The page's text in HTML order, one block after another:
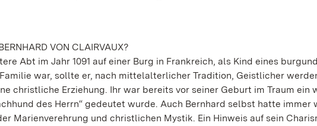
VON CLAIRVAUX?
Abt im Jahr 1091 auf einer Burg in Frankreich, als Kind eines
war, sollte er, nach mittelalterlicher Tradition, Geistlicher
christliche Erziehung. Ihr war bereits vor seiner Geburt im Traum ein
des Herrn“ gedeutet wurde. Auch Bernhard selbst hatte immer
Marienverehrung und christlichen Mystik. Ein Hinweis auf sein